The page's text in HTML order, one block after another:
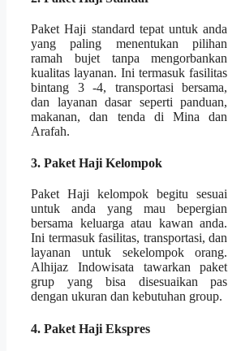
Paket Haji standard tepat untuk anda
yang paling menentukan pilihan
ramah bujet tanpa mengorbankan
kualitas layanan. Ini termasuk fasilitas
bintang 3 -4, transportasi bersama,
dan layanan dasar seperti panduan,
makanan, dan tenda di Mina dan
Arafah.
3. Paket Haji Kelompok
Paket Haji kelompok begitu sesuai
untuk anda yang mau bepergian
bersama keluarga atau kawan anda.
Ini termasuk fasilitas, transportasi, dan
layanan untuk sekelompok orang.
Alhijaz Indowisata tawarkan paket
grup yang bisa disesuaikan pas
dengan ukuran dan kebutuhan group.
4. Paket Haji Ekspres